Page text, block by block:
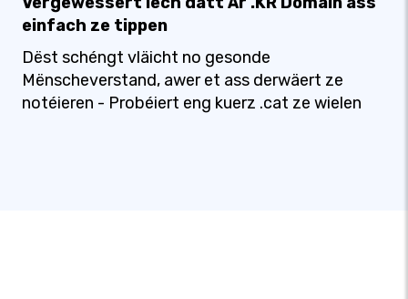
einfach ze tippen
Dëst schéngt vläicht no gesonde
Mënscheverstand, awer et ass derwäert ze
notéieren - Probéiert eng kuerz .cat ze wielen